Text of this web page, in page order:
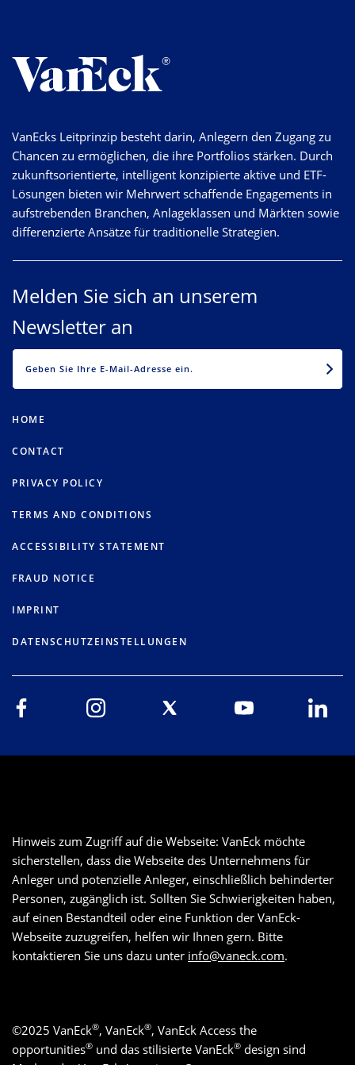
VanEcks Leitprinzip besteht darin, Anlegern den Zugang zu
Chancen zu ermöglichen, die ihre Portfolios stärken. Durch
zukunftsorientierte, intelligent konzipierte aktive und ETF-
Lösungen bieten wir Mehrwert schaffende Engagements in
aufstrebenden Branchen, Anlageklassen und Märkten sowie
differenzierte Ansätze für traditionelle Strategien.
Melden Sie sich an unserem
Newsletter an
HOME
CONTACT
PRIVACY POLICY
TERMS AND CONDITIONS
ACCESSIBILITY STATEMENT
FRAUD NOTICE
IMPRINT
DATENSCHUTZEINSTELLUNGEN
Hinweis zum Zugriff auf die Webseite: VanEck möchte
sicherstellen, dass die Webseite des Unternehmens für
Anleger und potenzielle Anleger, einschließlich behinderter
Personen, zugänglich ist. Sollten Sie Schwierigkeiten haben,
auf einen Bestandteil oder eine Funktion der VanEck-
Webseite zuzugreifen, helfen wir Ihnen gern. Bitte
kontaktieren Sie uns dazu unter info@vaneck.com.
©2025 VanEck®, VanEck®, VanEck Access the
opportunities® und das stilisierte VanEck® design sind